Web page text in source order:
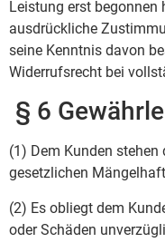
Leistung erst begonnen
ausdrückliche
seine Kenntnis davon
Widerrufsrecht bei
§ 6
(1) Dem Kunden stehen
gesetzlichen
(2) Es obliegt dem
oder Schäden